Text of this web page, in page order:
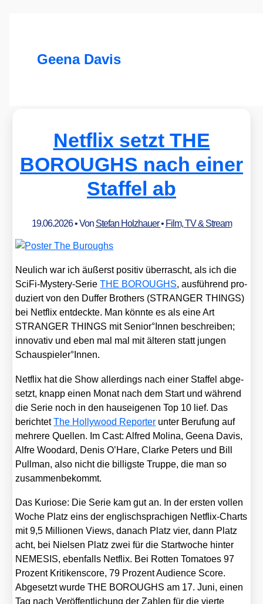
Geena Davis
Netflix setzt THE
BOROUGHS nach einer
Staffel ab
19.06.2026• Von Stefan Holzhauer• Film, TV & Stream
Neu­lich war ich äußerst posi­tiv über­rascht, als ich die
Sci­Fi-Mys­tery-SerieTHE BOROUGHS, aus­füh­rend pro­
du­ziert von den Duf­fer Brot­hers (STRANGER THINGS)
bei Net­flix ent­deck­te. Man könn­te es als eine Art
STRANGER THINGS mit Senior°Innen beschrei­ben;
inno­va­tiv und eben mal mal mit älte­ren statt jun­gen
Schauspieler°Innen.
Net­flix hat die Show aller­dings nach einer Staf­fel abge­
setzt, knapp einen Monat nach dem Start und wäh­rend
die Serie noch in den haus­ei­ge­nen Top 10 lief. Das
berich­tetThe Hol­ly­wood Repor­ter unter Beru­fung auf
meh­re­re Quel­len. Im Cast: Alfred Moli­na, Gee­na Davis,
Alf­re Woo­dard, Denis O’Ha­re, Clar­ke Peters und Bill
Pull­man, also nicht die bil­ligs­te Trup­pe, die man so
zusam­men­be­kommt.
Das Kurio­se: Die Serie kam gut an. In der ers­ten vol­len
Woche Platz eins der eng­lisch­spra­chi­gen Net­flix-Charts
mit 9,5 Mil­lio­nen Views, danach Platz vier, dann Platz
acht, bei Niel­sen Platz zwei für die Start­wo­che hin­ter
NEMESIS, eben­falls Net­flix. Bei Rot­ten Toma­toes 97
Pro­zent Kri­ti­kens­core, 79 Pro­zent Audi­ence Score.
Abge­setzt wur­de THE BOROUGHS am 17. Juni, einen
Tag nach Ver­öf­fent­li­chung der Zah­len für die vier­te